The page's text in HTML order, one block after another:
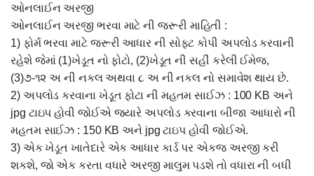
ઓનલાઈન અરજી
ઓનલાઈન અરજી ભરવા માટે ની જરૂરી માહિતી :
1) ફોર્મ ભરવા માટે જરૂરી આધાર ની સોફ્ટ કોપી અપલોડ કરવાની
રહેશે જેમાં (1)ખેડૂત નો ફોટો, (2)ખેડૂત ની સહીં કરેલી ઈમેજ,
(3)૭-૧૨ અ ની નકલ અથવા ૮ અ ની નકલ નો સમાવેશ થાય છે.
2) અપલોડ કરવાના ખેડૂત ફોટા ની મહતમ સાઈઝ : 100 KB અને
jpg ટાઇપ હોવી જોઈએ જયારે અપલોડ કરવાના બીજા આધારો ની
મહતમ સાઈઝ : 150 KB અને jpg ટાઇપ હોવી જોઈએ.
3) એક ખેડૂત ખાતેદારે એક આધાર કાર્ડ પર એકજ અરજી કરી
શકશે, જો એક કરતા વધારે અરજી માલુમ પડશે તો વધારા ની બધી